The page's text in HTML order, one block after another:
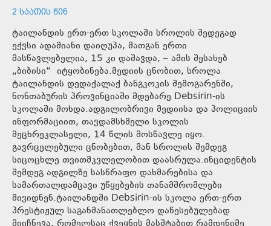
2 ᲡᲐᲐᲗᲘᲡ ᲬᲘᲜ
ტაილანდის ერთ-ერთ სკოლაში სროლის შედეგად
ექვსი ადამიანი დაიღუპა, მათგან ერთი
მასწავლებელია, 15 კი დაშავდა, – ამის შესახებ
„ბიბისი“ იტყობინება.მედიის ცნობით, სროლა
ტაილანდის დედაქალაქ ბანგკოკის შემოგარენში,
ნონთაბურის პროვინციაში მდებარე Debsirin-ის
სკოლაში მოხდა.ადგილობრივი მედიისა და პოლიციის
ინფორმაციით, თავდამსხმელი სკოლის
მეცხრეკლასელი, 14 წლის მოსწავლე იყო.
გავრცელებული ცნობებით, მან სროლის შემდეგ
სიცოცხლე თვითმკვლელობით დაასრულა.ინციდენტის
შემდეგ ადგილზე სასწრაფო დახმარებისა და
სამართალდამცავი უწყებების თანამშრომლები
მივიდნენ.ტაილანდში Debsirin-ის სკოლა ერთ-ერთ
პრესტიჟულ საგანმანათლებლო დაწესებულებად